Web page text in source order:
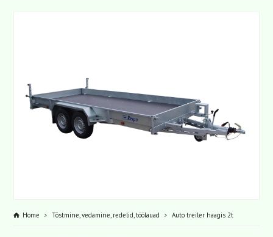
Home Tõstmine, vedamine, redelid, töölauad Auto treiler haagis 2t